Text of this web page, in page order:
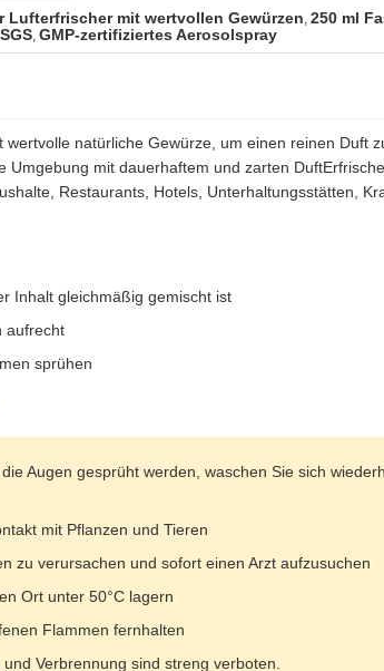
Lufterfrischer mit wertvollen Gewürzen, 250 ml
SGS, GMP-zertifiziertes Aerosolspray
wertvolle natürliche Gewürze, um einen reinen Duft
Umgebung mit dauerhaftem und zarten
Restaurants, Hotels, Unterhaltungsstätten,
Inhalt gleichmäßig gemischt ist
aufrecht
sprühen
Augen gesprüht werden, waschen Sie sich
mit Pflanzen und Tieren
zu verursachen und sofort einen Arzt aufzusuchen
Ort unter 50°C lagern
Flammen fernhalten
Verbrennung sind streng verboten.